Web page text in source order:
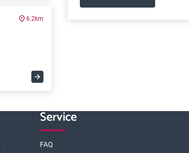
6.2km
Service
FAQ